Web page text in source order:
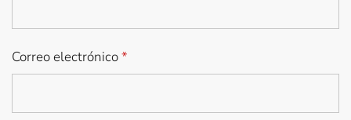
Correo electrónico*